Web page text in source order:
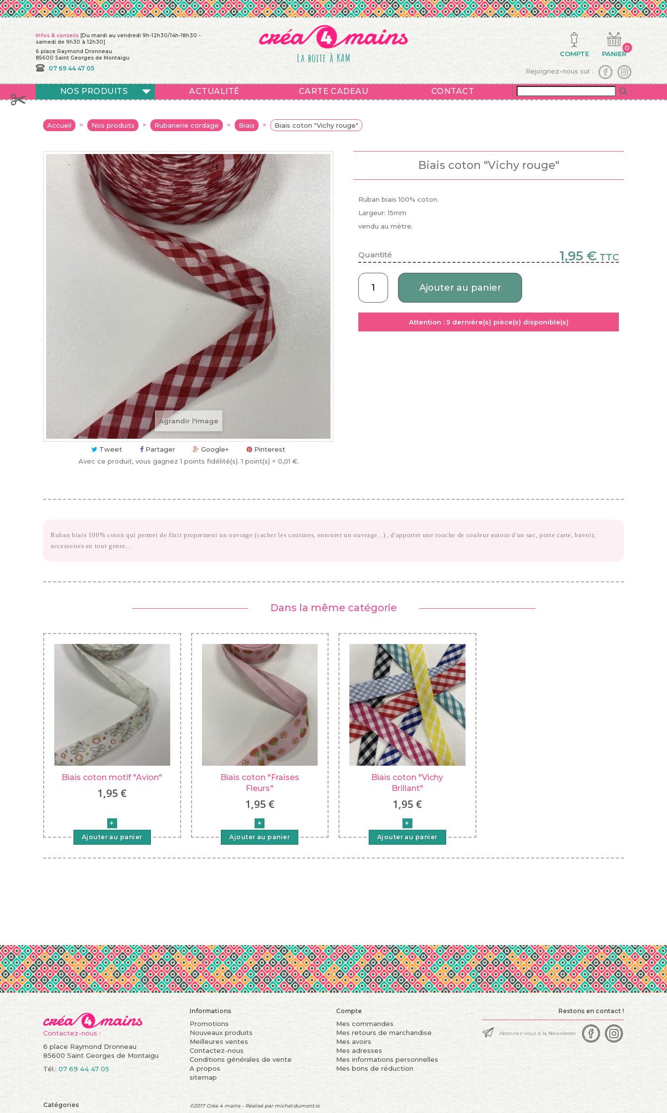
Infos & conseils [Du mardi au vendredi 9h-12h30/14h-18h30 -
samedi de 9h30 à 12h30]
6 place Raymond Dronneau
85600 Saint Georges de Montaigu
07 69 44 47 05
La boite à KAM PANIER
0
COMPTE
Rejoignez-nous sur :
NOS PRODUITS ACTUALITÉ CARTE CADEAU CONTACT
Accueil > Nos produits > Rubanerie cordage > Biais > Biais coton "Vichy rouge"
Agrandir l'image
Tweet Partager Google+
Pinterest
Avec ce produit, vous gagnez1 points fidélité(s). 1 point(s) = 0,01 €.
Biais coton "Vichy rouge"
Ruban biais 100% coton.
Largeur: 15mm
vendu au mètre.
Quantité 1,95 € TTC
Ajouter au panier
Attention : 5dernière(s) pièce(s) disponible(s)
Ruban biais 100% coton qui permet de finir proprement un ouvrage (cacher les coutures, entourer un ouvrage...) , d'apporter une touche de couleur autour d'un sac, porte carte, bavoir,
accessoires en tout genre...
Dans la même catégorie
Biais coton motif "Avion"
1,95 €
Ajouter au panier
Biais coton "Fraises
Fleurs"
1,95 €
Ajouter au panier
Biais coton "Vichy
Brillant"
1,95 €
Ajouter au panier
Contactez-nous :
6 place Raymond Dronneau
85600 Saint Georges de Montaigu
Tél.: 07 69 44 47 05
Informations
Promotions
Nouveaux produits
Meilleures ventes
Contactez-nous
Conditions générales de vente
A propos
sitemap
Compte
Mes commandes
Mes retours de marchandise
Mes avoirs
Mes adresses
Mes informations personnelles
Mes bons de réduction
Restons en contact !
Catégories ©2017 Créa 4 mains - Réalisé par michel.dumont.io